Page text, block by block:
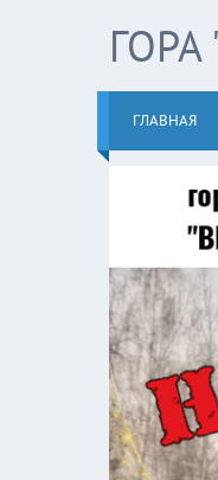
ГЛАВНАЯ